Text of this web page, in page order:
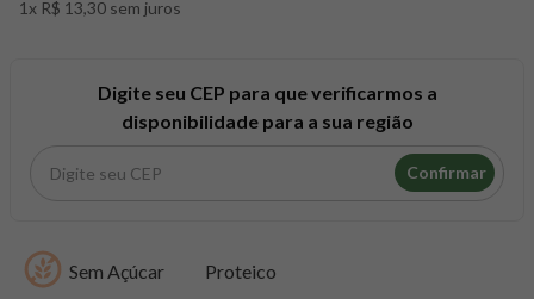
1x R$ 13,30 sem juros
Digite seu CEP para que verificarmos a
disponibilidade para a sua região
Confirmar
Sem Açúcar Proteico
8º snack proteico mundo verde
creatina mundo verde